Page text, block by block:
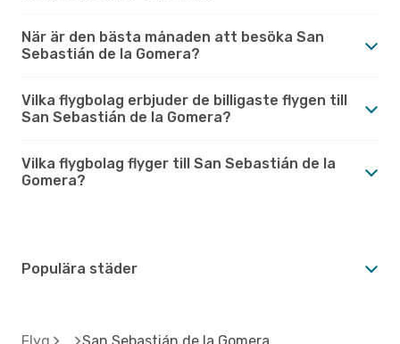
När är den bästa månaden att besöka San
Sebastián de la Gomera?
Vilka flygbolag erbjuder de billigaste flygen till
San Sebastián de la Gomera?
Vilka flygbolag flyger till San Sebastián de la
Gomera?
Populära städer